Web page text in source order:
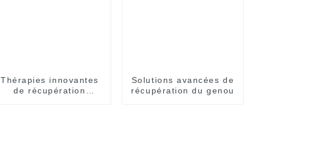
Thérapies innovantes
de récupération
Solutions avancées de
récupération du genou